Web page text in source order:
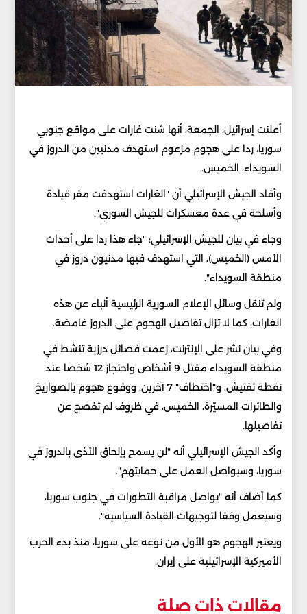
أعلنت إسرائيل، الجمعة، أنها شنت غارات على مواقع جنوبي
سوريا، ردا على هجوم مزعوم استهدف مدنيين من الدروز في
السويداء، الخميس.
وأفاد الجيش الإسرائيلي أن "الغارات استهدفت مقر قيادة
وأسلحة في عدة معسكرات للجيش السوري".
وجاء في بيان للجيش الإسرائيلي: "جاء هذا ردا على أحداث
الأمس (الخميس)، التي استهدف فيها مدنيون دروز في
منطقة السويداء".
ولم تنقل وسائل الإعلام السورية الرئيسية أنباء عن هذه
الغارات، كما لا تزال تفاصيل الهجوم على الدروز غامضة.
وفي بيان نشر على الإنترنت، زعمت فصائل درزية تنشط في
منطقة السويداء مقتل 9 أشخاص واحتجاز 12 شخصا عند
نقطة تفتيش، و"اختطاف" 7 آخرين، ووقوع هجوم بالصواريخ
والطائرات المسيّرة، الخميس، في ظروف لم تفصح عن
تفاصيلها.
وأكد الجيش الإسرائيلي أنه "لن يسمح بإلحاق الأذى بالدروز في
سوريا، وسيواصل العمل على حمايتهم".
كما أضاف أنه "يواصل مراقبة التطورات في جنوب سوريا،
وسيعمل وفقا لتوجيهات القيادة السياسية".
ويعتبر الهجوم هو الأول من نوعه على سوريا، منذ بدء الحرب
الأميركية الإسرائيلية على إيران.
مقالات ذات صلة